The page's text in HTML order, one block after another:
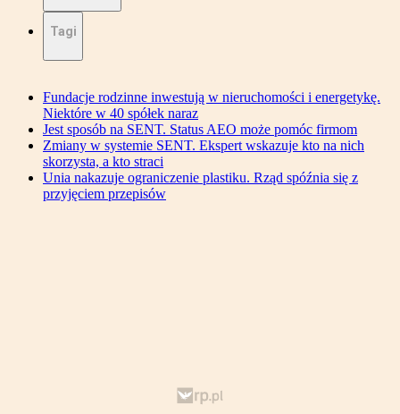
Tagi
Fundacje rodzinne inwestują w nieruchomości i energetykę.
Niektóre w 40 spółek naraz
Jest sposób na SENT. Status AEO może pomóc firmom
Zmiany w systemie SENT. Ekspert wskazuje kto na nich
skorzysta, a kto straci
Unia nakazuje ograniczenie plastiku. Rząd spóźnia się z
przyjęciem przepisów